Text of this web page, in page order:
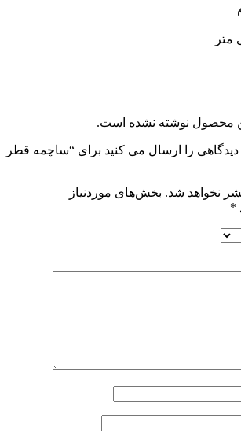
محصول نوشته نشده است.
دیدگاهی را ارسال می کنید برای “ساچمه قطر
نخواهد شد. بخش‌های موردنیاز
*